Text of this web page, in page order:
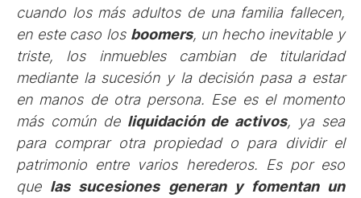
cuando los más adultos de una familia fallecen,
en este caso los boomers, un hecho inevitable y
triste, los inmuebles cambian de titularidad
mediante la sucesión y la decisión pasa a estar
en manos de otra persona. Ese es el momento
más común de liquidación de activos, ya sea
para comprar otra propiedad o para dividir el
patrimonio entre varios herederos. Es por eso
que las sucesiones generan y fomentan un